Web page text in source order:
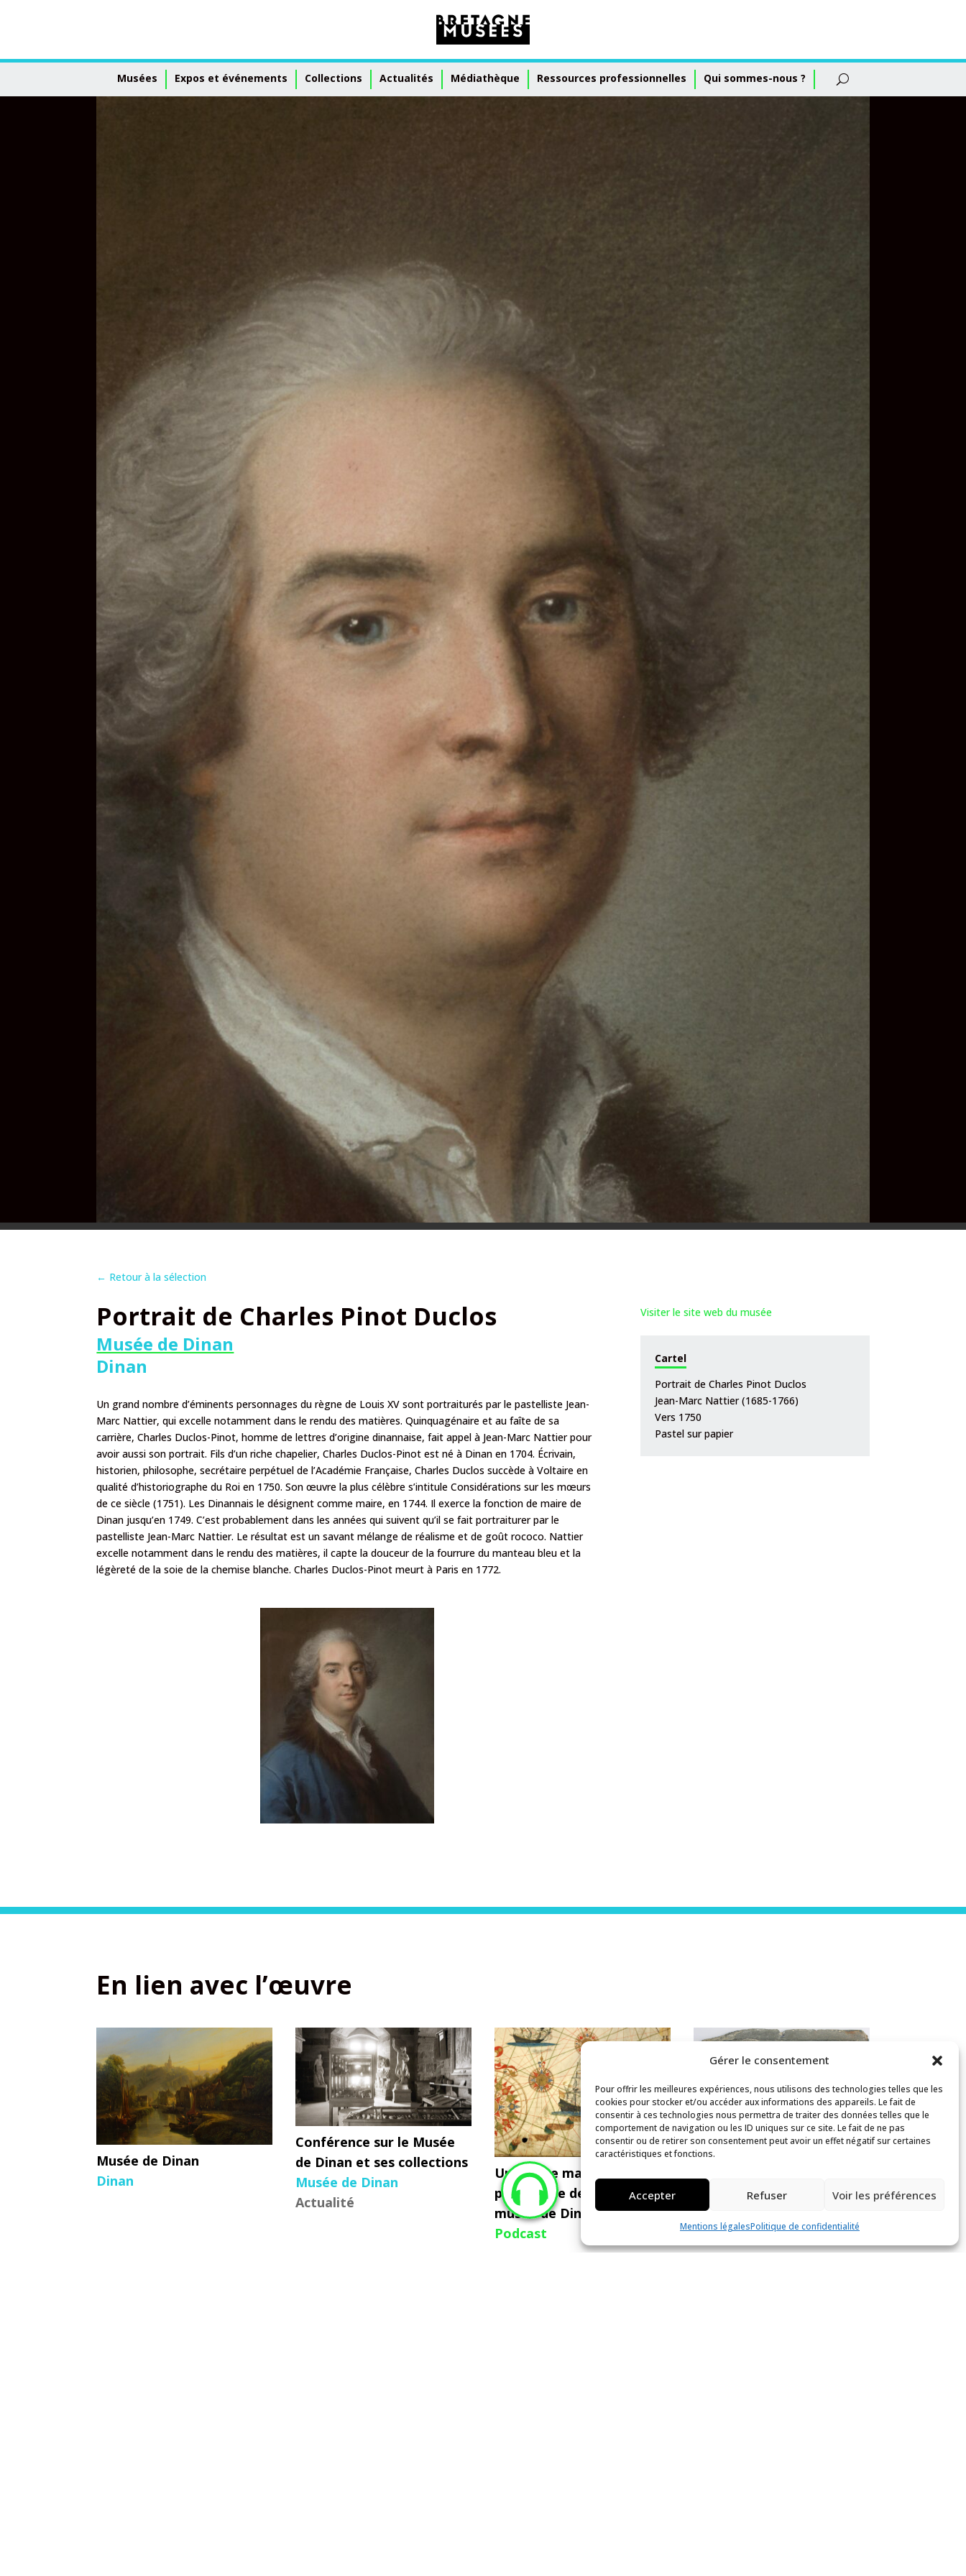
Gérer le consentement
Pour offrir les meilleures expériences, nous utilisons des technologies telles que les
cookies pour stocker et/ou accéder aux informations des appareils. Le fait de
consentir à ces technologies nous permettra de traiter des données telles que le
comportement de navigation ou les ID uniques sur ce site. Le fait de ne pas
consentir ou de retirer son consentement peut avoir un effet négatif sur certaines
caractéristiques et fonctions.
Accepter Refuser Voir les préférences
Mentions légalesPolitique de confidentialité
Musées Expos et événements Collections Actualités Médiathèque Ressources professionnelles Qui sommes-nous ?
← Retour à la sélection
Portrait de Charles Pinot Duclos Visiter le site web du musée
Musée de Dinan
Dinan
Un grand nombre d’éminents personnages du règne de Louis XV sont portraiturés par le pastelliste Jean-
Marc Nattier, qui excelle notamment dans le rendu des matières. Quinquagénaire et au faîte de sa
carrière, Charles Duclos-Pinot, homme de lettres d’origine dinannaise, fait appel à Jean-Marc Nattier pour
avoir aussi son portrait. Fils d’un riche chapelier, Charles Duclos-Pinot est né à Dinan en 1704. Écrivain,
historien, philosophe, secrétaire perpétuel de l’Académie Française, Charles Duclos succède à Voltaire en
qualité d’historiographe du Roi en 1750. Son œuvre la plus célèbre s’intitule Considérations sur les mœurs
de ce siècle (1751). Les Dinannais le désignent comme maire, en 1744. Il exerce la fonction de maire de
Dinan jusqu’en 1749. C’est probablement dans les années qui suivent qu’il se fait portraiturer par le
pastelliste Jean-Marc Nattier. Le résultat est un savant mélange de réalisme et de goût rococo. Nattier
excelle notamment dans le rendu des matières, il capte la douceur de la fourrure du manteau bleu et la
légèreté de la soie de la chemise blanche. Charles Duclos-Pinot meurt à Paris en 1772.
Cartel
Portrait de Charles Pinot Duclos
Jean-Marc Nattier (1685-1766)
Vers 1750
Pastel sur papier
En lien avec l’œuvre
Musée de Dinan
Dinan
Conférence sur le Musée
de Dinan et ses collections
Musée de Dinan
Actualité
Une carte marine
portugaise de 1632 au
musée de Dinan
Podcast
Triton domptant un
Collection
2ème-3ème siècle